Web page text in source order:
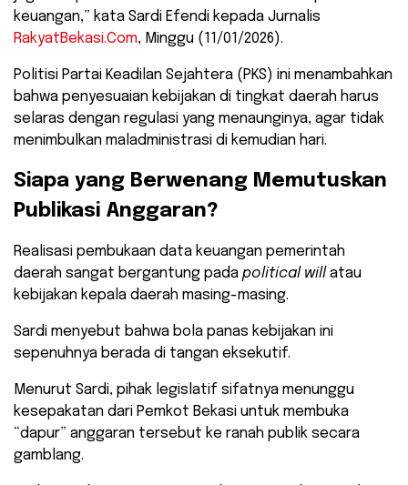
keuangan,” kata Sardi Efendi kepada Jurnalis
RakyatBekasi.Com, Minggu (11/01/2026).
​Politisi Partai Keadilan Sejahtera (PKS) ini menambahkan
bahwa penyesuaian kebijakan di tingkat daerah harus
selaras dengan regulasi yang menaunginya, agar tidak
menimbulkan maladministrasi di kemudian hari.
​Siapa yang Berwenang Memutuskan
Publikasi Anggaran?
​Realisasi pembukaan data keuangan pemerintah
daerah sangat bergantung pada political will atau
kebijakan kepala daerah masing-masing.
Sardi menyebut bahwa bola panas kebijakan ini
sepenuhnya berada di tangan eksekutif.
​Menurut Sardi, pihak legislatif sifatnya menunggu
kesepakatan dari Pemkot Bekasi untuk membuka
“dapur” anggaran tersebut ke ranah publik secara
gamblang.